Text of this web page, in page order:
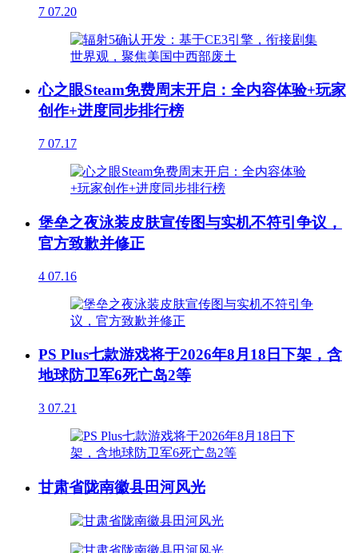
7 07.20
心之眼Steam免费周末开启：全内容体验+玩家
创作+进度同步排行榜
7 07.17
堡垒之夜泳装皮肤宣传图与实机不符引争议，
官方致歉并修正
4 07.16
PS Plus七款游戏将于2026年8月18日下架，含
地球防卫军6死亡岛2等
3 07.21
甘肃省陇南徽县田河风光